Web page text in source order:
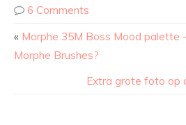
6 Comments
« Morphe 35M Boss Mood palette
Morphe Brushes?
Extra grote foto op